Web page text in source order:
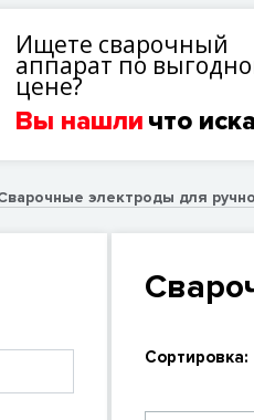
Ищете сварочный
аппарат по
цене?
Вы нашли что
электроды для
Сортировка: